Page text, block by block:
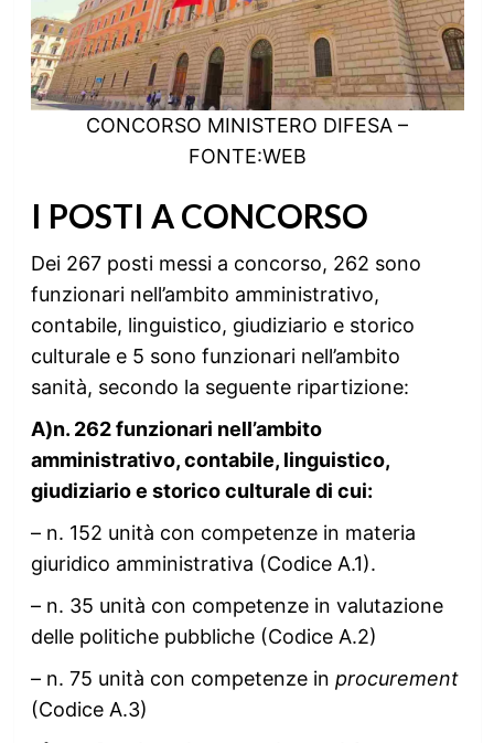
CONCORSO MINISTERO DIFESA –
FONTE:WEB
I POSTI A CONCORSO
Dei 267 posti messi a concorso, 262 sono
funzionari nell’ambito amministrativo,
contabile, linguistico, giudiziario e storico
culturale e 5 sono funzionari nell’ambito
sanità, secondo la seguente ripartizione:
A)n. 262 funzionari nell’ambito
amministrativo, contabile, linguistico,
giudiziario e storico culturale di cui:
– n. 152 unità con competenze in materia
giuridico amministrativa (Codice A.1).
– n. 35 unità con competenze in valutazione
delle politiche pubbliche (Codice A.2)
– n. 75 unità con competenze in procurement
(Codice A.3)